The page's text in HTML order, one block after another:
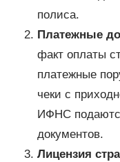
полиса.
Платежные
факт оплаты
платежные
чеки с
ИФНС
документов.
Лицензия